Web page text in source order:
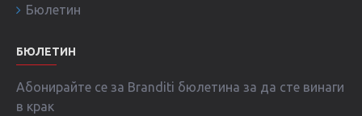
Бюлетин
БЮЛЕТИН
Абонирайте се за Branditi бюлетина за да сте винаги
в крак